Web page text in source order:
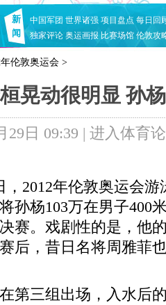
新
闻
中国军团 世界诸强 项目盘点 每日回
独家评论 奥运画报 比赛场馆 伦敦攻
年伦敦奥运会 >
晃动很明显 孙
29日 09:39 | 进入体育
2012年伦敦奥运会游
孙杨103万在男子400
赛。戏剧性的是，他
后，昔日名将周雅菲
三组出场，入水后的